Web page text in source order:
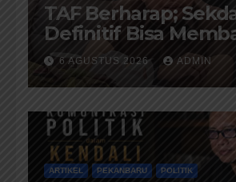
TAF Berharap;
Definitif Bisa
Komunikasi Antara
Eksekutif dan
6 AGUSTUS 2026 ADMIN
ARTIKEL PEKANBARU POLITIK